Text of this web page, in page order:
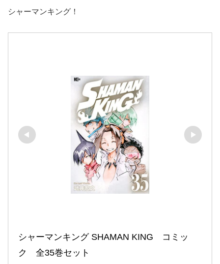
シャーマンキング！
シャーマンキング SHAMAN KING　コミッ
ク　全35巻セット